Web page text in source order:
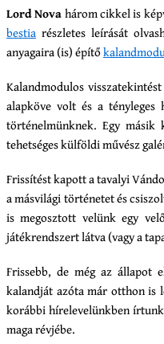
Lord Novahárom cikkel is
bestia részletes leírását
anyagaira (is) építő
Kalandmodulos
alapköve volt és a tényleges
történelmünknek. Egy
tehetséges külföldi művész
Frissítést kapott a tavalyi
a másvilági történetet és
is megosztott velünk egy
játékrendszert látva (vagy a
Frissebb, de még az
kalandját azóta már otthon is
korábbi hírelevelünkben
maga révjébe.